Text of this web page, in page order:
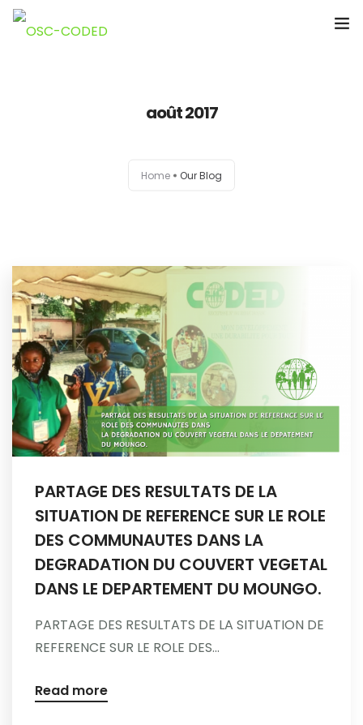
Nos publications
Documents
Contacts
août 2017
Home Our Blog
PARTAGE DES RESULTATS DE LA
SITUATION DE REFERENCE SUR LE ROLE
DES COMMUNAUTES DANS LA
DEGRADATION DU COUVERT VEGETAL
DANS LE DEPARTEMENT DU MOUNGO.
PARTAGE DES RESULTATS DE LA SITUATION DE
REFERENCE SUR LE ROLE DES...
Read more